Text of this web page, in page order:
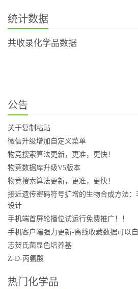
统计数据
共收录化学品数据
公告
关于复制粘贴
微信升级增加自定义菜单
物竞搜索算法更新，更准，更快！
物竞数据库升级V5版本
物竞搜索算法更新，更准，更快！
接近遗传密码符号扩增的生物合成方法
设计
手机端首屏轮播位试运行免费推广！！
手机客户端强力更新-离线收藏数据可以自
志贺氏菌显色培养基
Z-D-丙氨酸
热门化学品